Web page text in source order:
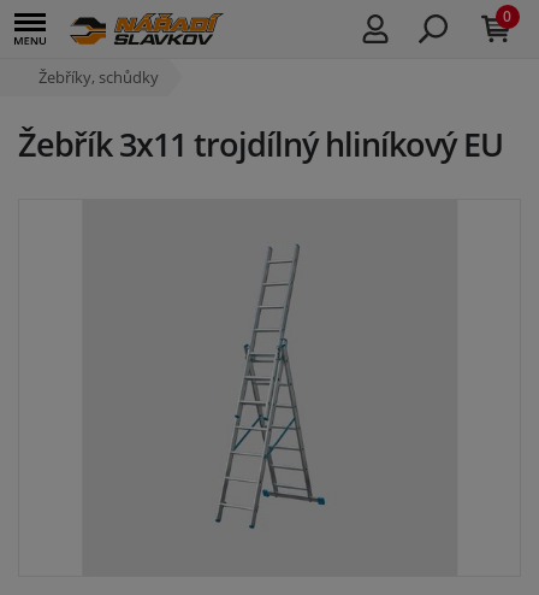
0
Žebříky, schůdky
Žebřík 3x11 trojdílný hliníkový EU